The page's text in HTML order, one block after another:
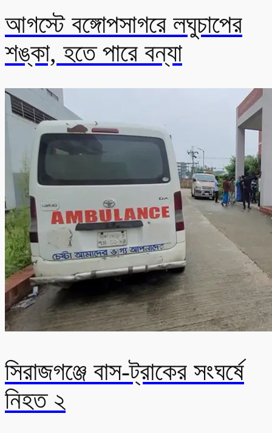
আগস্টে বঙ্গোপসাগরে লঘুচাপের
শঙ্কা, হতে পারে বন্যা
সিরাজগঞ্জে বাস-ট্রাকের সংঘর্ষে
নিহত ২